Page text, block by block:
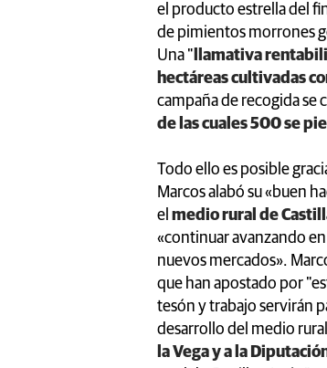
el producto estrella del
de pimientos morrones
Una " llamativa
hectáreas cultivadas
campaña de recogida se
de las cuales 500 se
Todo ello es posible
Marcos alabó su «buen
el medio rural de
«continuar avanzando
nuevos mercados».
que han apostado por
tesón y trabajo servirán
desarrollo del medio
la Vega y a la